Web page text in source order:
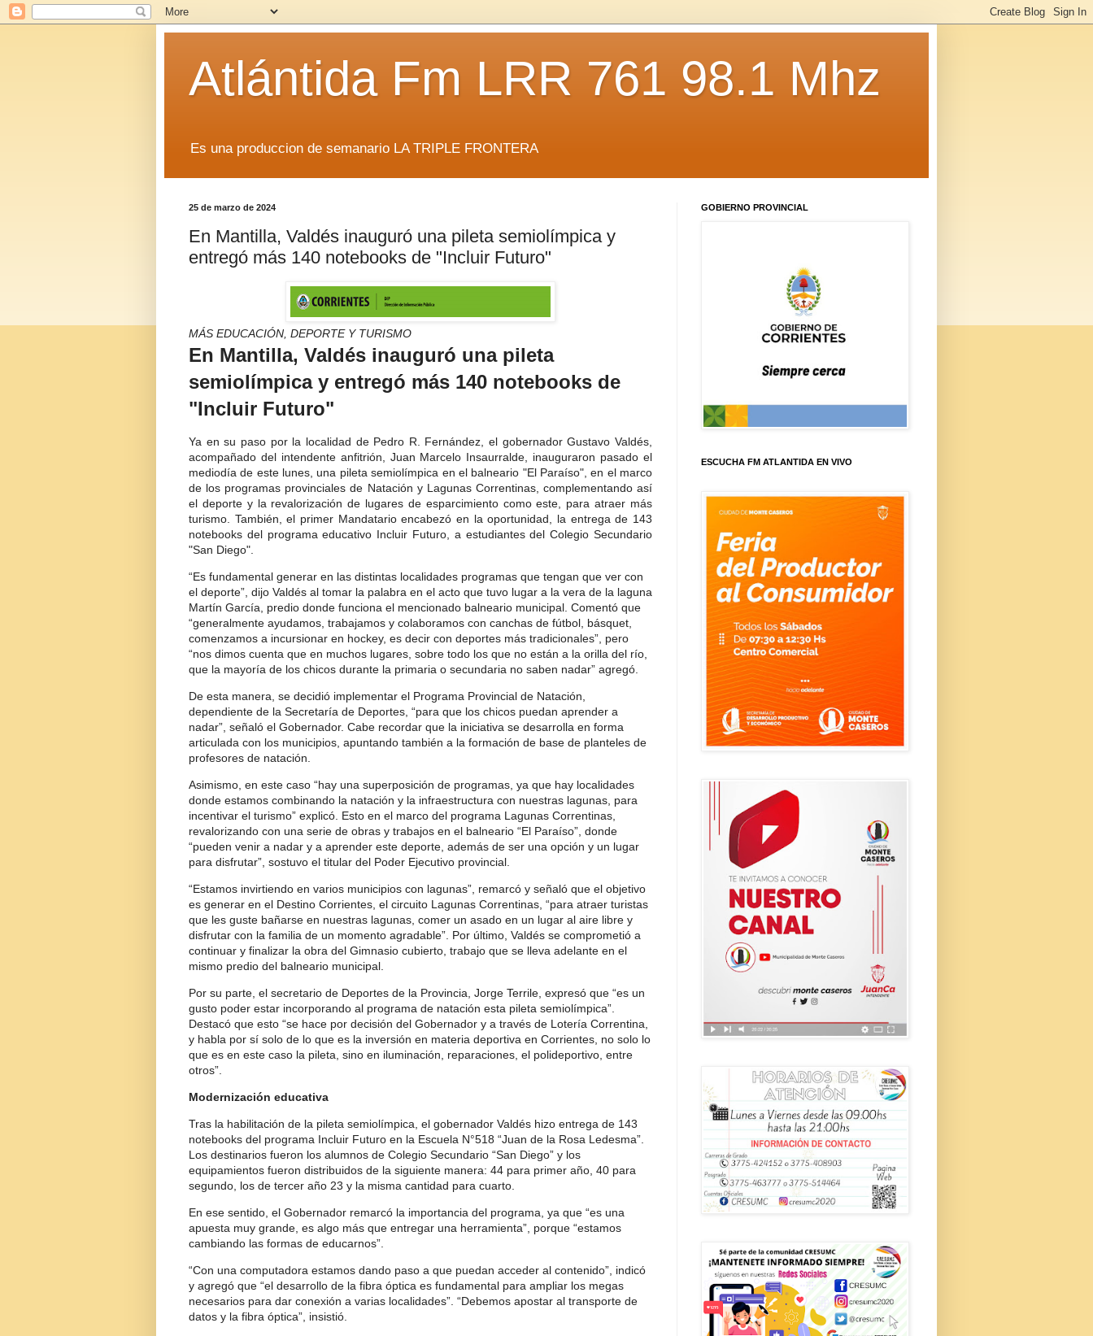
Atlántida Fm LRR 761 98.1 Mhz
Es una produccion de semanario LA TRIPLE FRONTERA
25 de marzo de 2024
En Mantilla, Valdés inauguró una pileta semiolímpica y
entregó más 140 notebooks de "Incluir Futuro"
MÁS EDUCACIÓN, DEPORTE Y TURISMO
En Mantilla, Valdés inauguró una pileta
semiolímpica y entregó más 140 notebooks de
"Incluir Futuro"
Ya en su paso por la localidad de Pedro R. Fernández, el gobernador Gustavo Valdés,
acompañado del intendente anfitrión, Juan Marcelo Insaurralde, inauguraron pasado el
mediodía de este lunes, una pileta semiolímpica en el balneario "El Paraíso", en el marco
de los programas provinciales de Natación y Lagunas Correntinas, complementando así
el deporte y la revalorización de lugares de esparcimiento como este, para atraer más
turismo. También, el primer Mandatario encabezó en la oportunidad, la entrega de 143
notebooks del programa educativo Incluir Futuro, a estudiantes del Colegio Secundario
"San Diego".
“Es fundamental generar en las distintas localidades programas que tengan que ver con
el deporte”, dijo Valdés al tomar la palabra en el acto que tuvo lugar a la vera de la laguna
Martín García, predio donde funciona el mencionado balneario municipal. Comentó que
“generalmente ayudamos, trabajamos y colaboramos con canchas de fútbol, básquet,
comenzamos a incursionar en hockey, es decir con deportes más tradicionales”, pero
“nos dimos cuenta que en muchos lugares, sobre todo los que no están a la orilla del río,
que la mayoría de los chicos durante la primaria o secundaria no saben nadar” agregó.
De esta manera, se decidió implementar el Programa Provincial de Natación,
dependiente de la Secretaría de Deportes, “para que los chicos puedan aprender a
nadar”, señaló el Gobernador. Cabe recordar que la iniciativa se desarrolla en forma
articulada con los municipios, apuntando también a la formación de base de planteles de
profesores de natación.
Asimismo, en este caso “hay una superposición de programas, ya que hay localidades
donde estamos combinando la natación y la infraestructura con nuestras lagunas, para
incentivar el turismo” explicó. Esto en el marco del programa Lagunas Correntinas,
revalorizando con una serie de obras y trabajos en el balneario “El Paraíso”, donde
“pueden venir a nadar y a aprender este deporte, además de ser una opción y un lugar
para disfrutar”, sostuvo el titular del Poder Ejecutivo provincial.
“Estamos invirtiendo en varios municipios con lagunas”, remarcó y señaló que el objetivo
es generar en el Destino Corrientes, el circuito Lagunas Correntinas, “para atraer turistas
que les guste bañarse en nuestras lagunas, comer un asado en un lugar al aire libre y
disfrutar con la familia de un momento agradable”. Por último, Valdés se comprometió a
continuar y finalizar la obra del Gimnasio cubierto, trabajo que se lleva adelante en el
mismo predio del balneario municipal.
Por su parte, el secretario de Deportes de la Provincia, Jorge Terrile, expresó que “es un
gusto poder estar incorporando al programa de natación esta pileta semiolímpica”.
Destacó que esto “se hace por decisión del Gobernador y a través de Lotería Correntina,
y habla por sí solo de lo que es la inversión en materia deportiva en Corrientes, no solo lo
que es en este caso la pileta, sino en iluminación, reparaciones, el polideportivo, entre
otros”.
Modernización educativa
Tras la habilitación de la pileta semiolímpica, el gobernador Valdés hizo entrega de 143
notebooks del programa Incluir Futuro en la Escuela N°518 “Juan de la Rosa Ledesma”.
Los destinarios fueron los alumnos de Colegio Secundario “San Diego” y los
equipamientos fueron distribuidos de la siguiente manera: 44 para primer año, 40 para
segundo, los de tercer año 23 y la misma cantidad para cuarto.
En ese sentido, el Gobernador remarcó la importancia del programa, ya que “es una
apuesta muy grande, es algo más que entregar una herramienta”, porque “estamos
cambiando las formas de educarnos”.
“Con una computadora estamos dando paso a que puedan acceder al contenido”, indicó
y agregó que “el desarrollo de la fibra óptica es fundamental para ampliar los megas
necesarios para dar conexión a varias localidades”. “Debemos apostar al transporte de
datos y la fibra óptica”, insistió.
GOBIERNO PROVINCIAL
ESCUCHA FM ATLANTIDA EN VIVO